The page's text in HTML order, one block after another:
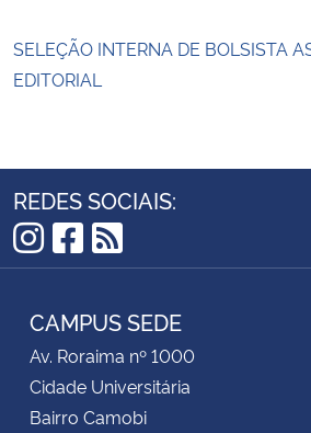
SELEÇÃO INTERNA DE BOLSISTA
EDITORIAL
REDES SOCIAIS:
Instagram
Facebook
RSS
CAMPUS SEDE
Av. Roraima nº 1000
Cidade Universitária
Bairro Camobi